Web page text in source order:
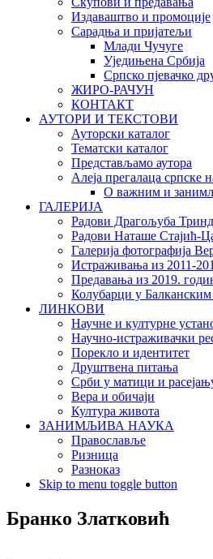
Издаваштво и промоције
Сарадња и пријатељи
Млади Чучуге
Уједињена Србија
Српско пјевачко
ЖИРО-РАЧУН
КОНТАКТ
АУТОРИ И ТЕКСТОВИ
Ауторски каталог
Тематски каталог
Представљамо аутора
Алеја прегалаца српске
О важним и
ГАЛЕРИЈА
Радови Драгољуба
Радови Наташе Стајић-
Галерија фотографија
Истраживања из 2011-
Предавања из 2019.
Колубарци у
ЛИНКОВИ
Научне и културне
Научно-истраживачки
Порекло и идентитет
Друштвена питања
Срби у матици и
Вера и обичаји
Култура живота
ЗАНИМЉИВА НАУКА
Православље
Ризница
Разноказ
Skip to menu toggle button
Бранко Златковић